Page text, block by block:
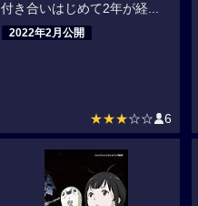
付き合いはじめて2年が経...
2022年2月公開
★★★☆☆ 6